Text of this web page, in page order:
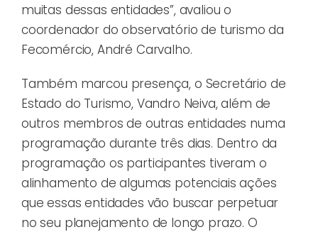
muitas dessas entidades”, avaliou o
coordenador do observatório de turismo da
Fecomércio, André Carvalho.
Também marcou presença, o Secretário de
Estado do Turismo, Vandro Neiva, além de
outros membros de outras entidades numa
programação durante três dias. Dentro da
programação os participantes tiveram o
alinhamento de algumas potenciais ações
que essas entidades vão buscar perpetuar
no seu planejamento de longo prazo. O